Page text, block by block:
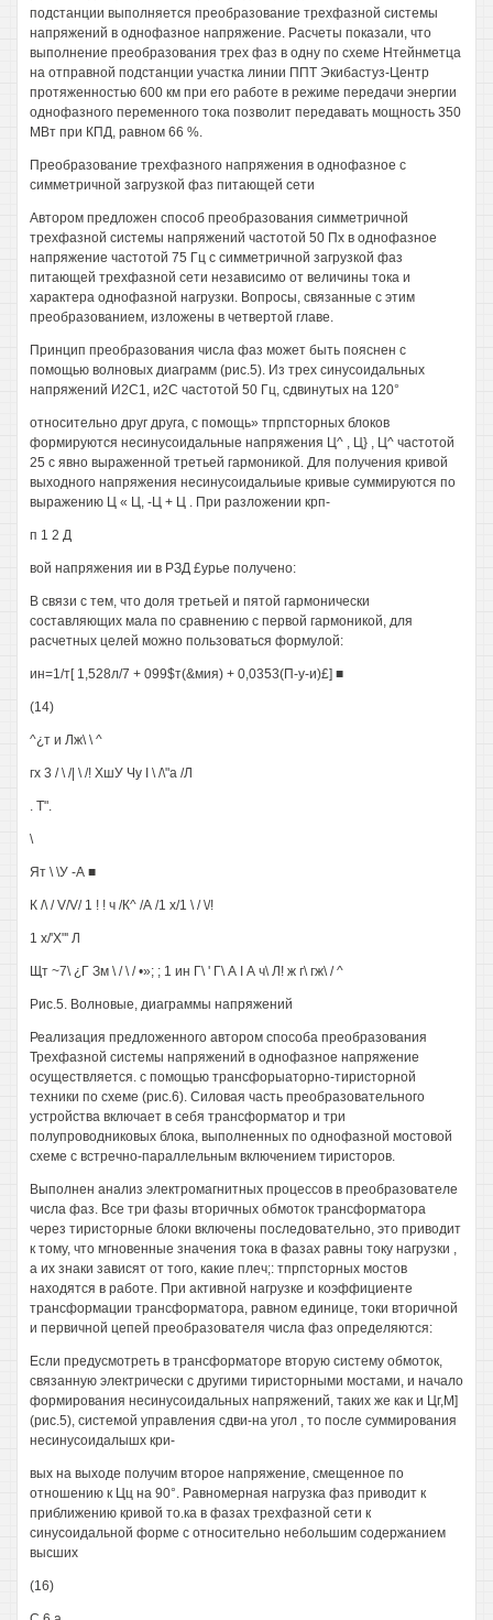
подстанции выполняется преобразование трехфазной системы
напряжений в однофазное напряжение. Расчеты показали, что
выполнение преобразования трех фаз в одну по схеме Нтейнметца
на отправной подстанции участка линии ППТ Экибастуз-Центр
протяженностью 600 км при его работе в режиме передачи энергии
однофазного переменного тока позволит передавать мощность 350
МВт при КПД, равном 66 %.
Преобразование трехфазного напряжения в однофазное с
симметричной загрузкой фаз питающей сети
Автором предложен способ преобразования симметричной
трехфазной системы напряжений частотой 50 Пх в однофазное
напряжение частотой 75 Гц с симметричной загрузкой фаз
питающей трехфазной сети независимо от величины тока и
характера однофазной нагрузки. Вопросы, связанные с этим
преобразованием, изложены в четвертой главе.
Принцип преобразования числа фаз может быть пояснен с
помощью волновых диаграмм (рис.5). Из трех синусоидальных
напряжений И2С1, и2С частотой 50 Гц, сдвинутых на 120°
относительно друг друга, с помощь» тпрпсторных блоков
формируются несинусоидальные напряжения Ц^ , Ц} , Ц^ частотой
25 с явно выраженной третьей гармоникой. Для получения кривой
выходного напряжения несинусоидальиые кривые суммируются по
выражению Ц « Ц, -Ц + Ц . При разложении крп-
п 1 2 Д
вой напряжения ии в РЗД £урье получено:
В связи с тем, что доля третьей и пятой гармонически
составляющих мала по сравнению с первой гармоникой, для
расчетных целей можно пользоваться формулой:
ин=1/т[ 1,528л/7 + 099$т(&мия) + 0,0353(П-у-и)£] ■
(14)
^¿т и Лж\ \ ^
гх 3 / \ /| \ /! ХшУ Чу I \ /\"а /Л
. Т".
\
Ят \ \У -А ■
К /\ / V/V/ 1 ! ! ч /К^ /А /1 х/1 \ / \/!
1 х/'Х"' Л
Щт ~7\ ¿Г Зм \ / \ / •»; ; 1 ин Г\ ' Г\ А I А ч\ Л! ж г\ гж\ / ^
Рис.5. Волновые, диаграммы напряжений
Реализация предложенного автором способа преобразования
Трехфазной системы напряжений в однофазное напряжение
осуществляется. с помощью трансфорыаторно-тиристорной
техники по схеме (рис.6). Силовая часть преобразовательного
устройства включает в себя трансформатор и три
полупроводниковых блока, выполненных по однофазной мостовой
схеме с встречно-параллельным включением тиристоров.
Выполнен анализ электромагнитных процессов в преобразователе
числа фаз. Все три фазы вторичных обмоток трансформатора
через тиристорные блоки включены последовательно, это приводит
к тому, что мгновенные значения тока в фазах равны току нагрузки ,
а их знаки зависят от того, какие плеч;: тпрпсторных мостов
находятся в работе. При активной нагрузке и коэффициенте
трансформации трансформатора, равном единице, токи вторичной
и первичной цепей преобразователя числа фаз определяются:
Если предусмотреть в трансформаторе вторую систему обмоток,
связанную электрически с другими тиристорными мостами, и начало
формирования несинусоидальных напряжений, таких же как и Цг,М]
(рис.5), системой управления сдви-на угол , то после суммирования
несинусоидалышх кри-
вых на выходе получим второе напряжение, смещенное по
отношению к Цц на 90°. Равномерная нагрузка фаз приводит к
приближению кривой то.ка в фазах трехфазной сети к
синусоидальной форме с относительно небольшим содержанием
высших
(16)